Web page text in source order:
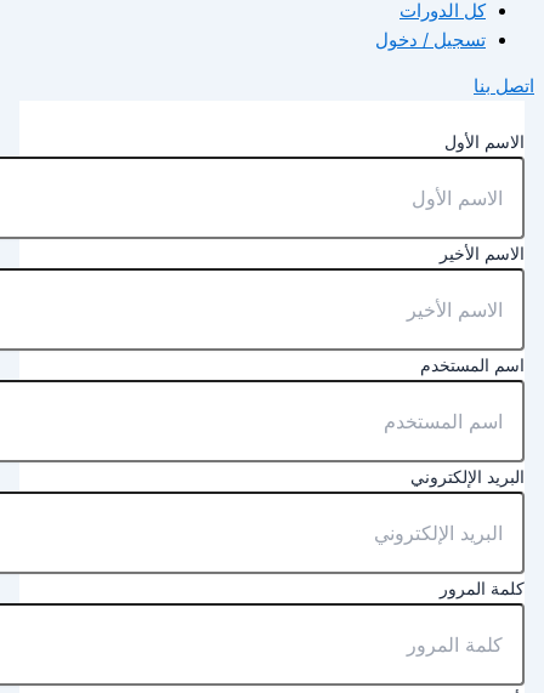
كل الدورات
تسجيل / دخول
بنا
الأول
الأخير
المستخدم
الإلكتروني
المرور